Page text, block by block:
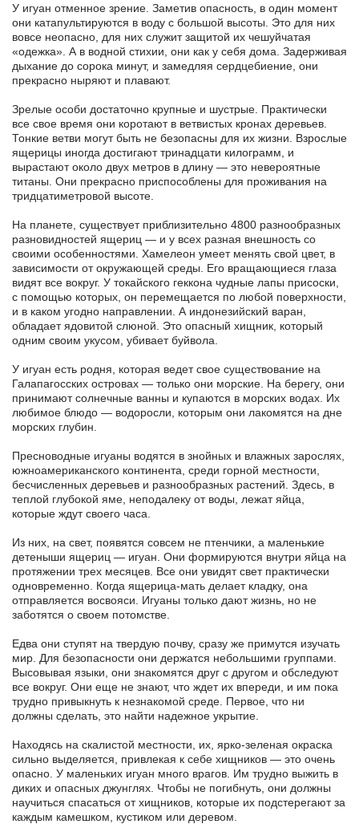
У игуан отменное зрение. Заметив опасность, в один момент
они катапультируются в воду с большой высоты. Это для них
вовсе неопасно, для них служит защитой их чешуйчатая
«одежка». А в водной стихии, они как у себя дома. Задерживая
дыхание до сорока минут, и замедляя сердцебиение, они
прекрасно ныряют и плавают.
Зрелые особи достаточно крупные и шустрые. Практически
все свое время они коротают в ветвистых кронах деревьев.
Тонкие ветви могут быть не безопасны для их жизни. Взрослые
ящерицы иногда достигают тринадцати килограмм, и
вырастают около двух метров в длину — это невероятные
титаны. Они прекрасно приспособлены для проживания на
тридцатиметровой высоте.
На планете, существует приблизительно 4800 разнообразных
разновидностей ящериц — и у всех разная внешность со
своими особенностями. Хамелеон умеет менять свой цвет, в
зависимости от окружающей среды. Его вращающиеся глаза
видят все вокруг. У токайского геккона чудные лапы присоски,
с помощью которых, он перемещается по любой поверхности,
и в каком угодно направлении. А индонезийский варан,
обладает ядовитой слюной. Это опасный хищник, который
одним своим укусом, убивает буйвола.
У игуан есть родня, которая ведет свое существование на
Галапагосских островах — только они морские. На берегу, они
принимают солнечные ванны и купаются в морских водах. Их
любимое блюдо — водоросли, которым они лакомятся на дне
морских глубин.
Пресноводные игуаны водятся в знойных и влажных зарослях,
южноамериканского континента, среди горной местности,
бесчисленных деревьев и разнообразных растений. Здесь, в
теплой глубокой яме, неподалеку от воды, лежат яйца,
которые ждут своего часа.
Из них, на свет, появятся совсем не птенчики, а маленькие
детеныши ящериц — игуан. Они формируются внутри яйца на
протяжении трех месяцев. Все они увидят свет практически
одновременно. Когда ящерица-мать делает кладку, она
отправляется восвояси. Игуаны только дают жизнь, но не
заботятся о своем потомстве.
Едва они ступят на твердую почву, сразу же примутся изучать
мир. Для безопасности они держатся небольшими группами.
Высовывая языки, они знакомятся друг с другом и обследуют
все вокруг. Они еще не знают, что ждет их впереди, и им пока
трудно привыкнуть к незнакомой среде. Первое, что ни
должны сделать, это найти надежное укрытие.
Находясь на скалистой местности, их, ярко-зеленая окраска
сильно выделяется, привлекая к себе хищников — это очень
опасно. У маленьких игуан много врагов. Им трудно выжить в
диких и опасных джунглях. Чтобы не погибнуть, они должны
научиться спасаться от хищников, которые их подстерегают за
каждым камешком, кустиком или деревом.